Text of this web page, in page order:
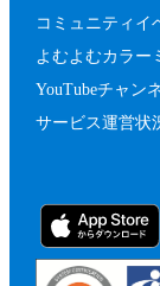
コミュニティイ
よむよむカラー
YouTubeチャン
サービス運営状